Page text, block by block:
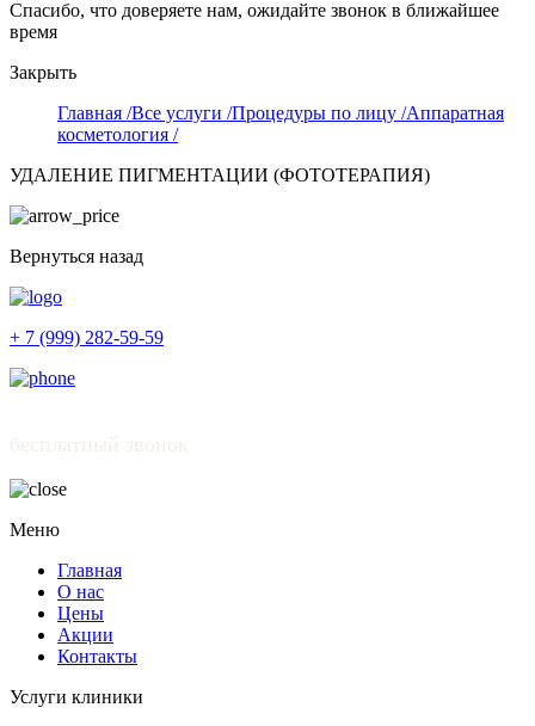
Спасибо, что доверяете нам, ожидайте звонок в ближайшее
время
Закрыть
Главная /Все услуги /Процедуры по лицу /Аппаратная
косметология /
УДАЛЕНИЕ ПИГМЕНТАЦИИ (ФОТОТЕРАПИЯ)
Вернуться назад
+ 7 (999) 282-59-59
Меню
Главная
О нас
Цены
Акции
Контакты
Услуги клиники